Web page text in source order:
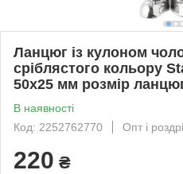
Ланцюг із кулоном
сріблястого кольору
50х25 мм розмір
В наявності
Код: 2252762770
Опт і
220 ₴